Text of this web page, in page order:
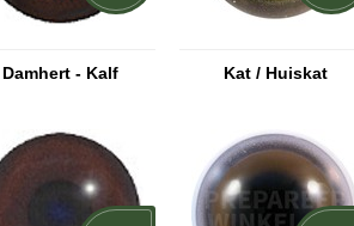
Damhert - Kalf Kat / Huiskat